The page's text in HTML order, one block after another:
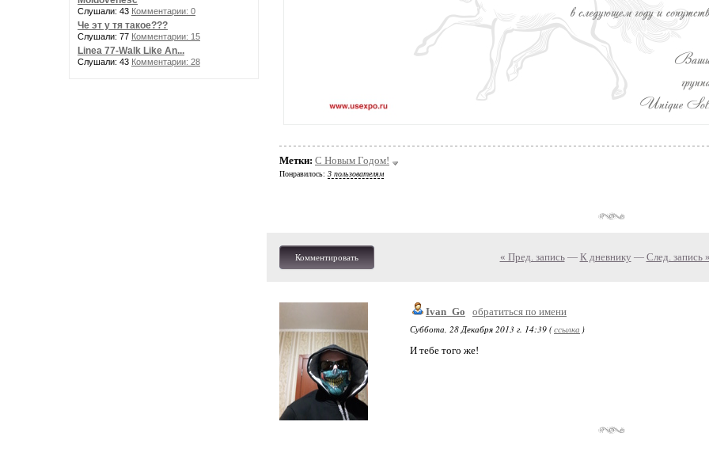
Слушали: 43 Комментарии: 0
Че эт у тя такое???
Слушали: 77 Комментарии: 15
Linea 77-Walk Like An...
Слушали: 43 Комментарии: 28
Метки: С Новым Годом!
Понравилось: 3 пользователям
Комментировать « Пред. запись— К дневнику — След. запись »
Ivan_Go
обратиться по имени
Суббота, 28 Декабря 2013 г. 14:39 (ссылка )
И тебе того же!